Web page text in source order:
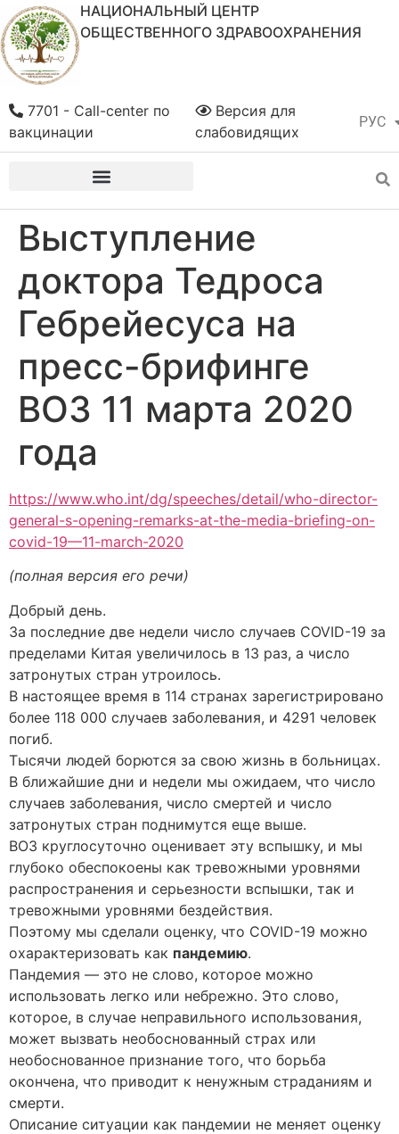
НАЦИОНАЛЬНЫЙ ЦЕНТР
ОБЩЕСТВЕННОГО ЗДРАВООХРАНЕНИЯ
РУС
ҚАЗ
Версия для
слабовидящих
7701 - Call-center по
вакцинации
Выступление
доктора Тедроса
Гебрейесуса на
пресс-брифинге
ВОЗ 11 марта 2020
года
https://www.who.int/dg/speeches/detail/who-director-
general-s-opening-remarks-at-the-media-briefing-on-
covid-19—11-march-2020
(полная версия его речи)
Добрый день.
За последние две недели число случаев COVID-19 за
пределами Китая увеличилось в 13 раз, а число
затронутых стран утроилось.
В настоящее время в 114 странах зарегистрировано
более 118 000 случаев заболевания, и 4291 человек
погиб.
Тысячи людей борются за свою жизнь в больницах.
В ближайшие дни и недели мы ожидаем, что число
случаев заболевания, число смертей и число
затронутых стран поднимутся еще выше.
ВОЗ круглосуточно оценивает эту вспышку, и мы
глубоко обеспокоены как тревожными уровнями
распространения и серьезности вспышки, так и
тревожными уровнями бездействия.
Поэтому мы сделали оценку, что COVID-19 можно
охарактеризовать как пандемию.
Пандемия — это не слово, которое можно
использовать легко или небрежно. Это слово,
которое, в случае неправильного использования,
может вызвать необоснованный страх или
необоснованное признание того, что борьба
окончена, что приводит к ненужным страданиям и
смерти.
Описание ситуации как пандемии не меняет оценку